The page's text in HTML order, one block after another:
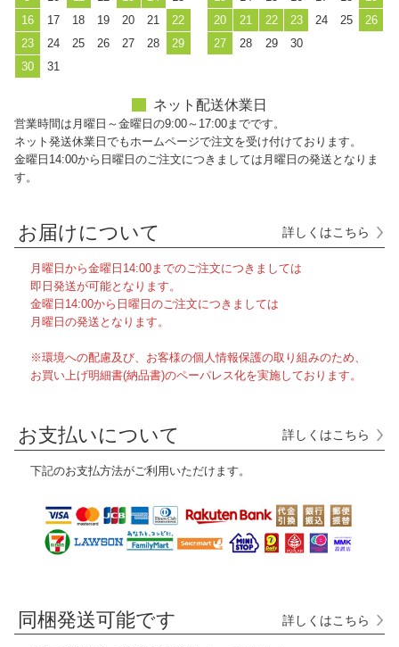
16
17 18 19 20 21
22
23
24 25 26 27 28
29
30
31
20
21 22 23 24 25
26
27
28 29 30
ネット配送休業日
営業時間は月曜日～金曜日の9:00～17:00までです。
ネット発送休業日でもホームページで注文を受け付けております。
金曜日14:00から日曜日のご注文につきましては月曜日の発送となりま
す。
お届けについて 詳しくはこちら
月曜日から金曜日14:00までのご注文につきましては
即日発送が可能となります。
金曜日14:00から日曜日のご注文につきましては
月曜日の発送となります。
※環境への配慮及び、お客様の個人情報保護の取り組みのため、
お買い上げ明細書(納品書)のペーパレス化を実施しております。
お支払いについて 詳しくはこちら
下記のお支払方法がご利用いただけます。
同梱発送可能です 詳しくはこちら